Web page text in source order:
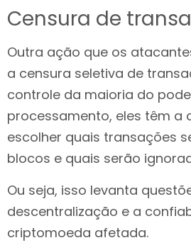
Censura de
Outra ação que os
a censura seletiva de
controle da maioria do
processamento, eles têm a
escolher quais transações
blocos e quais serão
Ou seja, isso levanta
descentralização e a
criptomoeda afetada.